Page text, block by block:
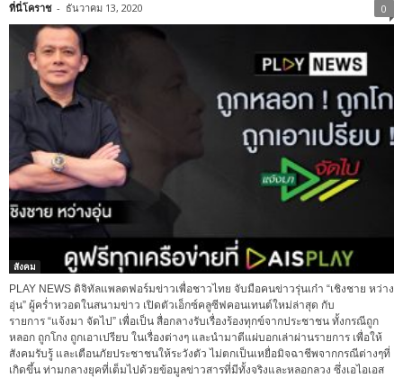
ที่นี่โคราช - ธันวาคม 13, 2020 0
สังคม
PLAY NEWS ดิจิทัลแพลตฟอร์มข่าวเพื่อชาวไทย จับมือคนข่าวรุ่นเก๋า “เชิงชาย หว่าง
อุ่น” ผู้คร่ำหวอดในสนามข่าว เปิดตัวเอ็กซ์คลูซีฟคอนเทนต์ใหม่ล่าสุด กับ
รายการ “แจ้งมา จัดไป” เพื่อเป็น สื่อกลางรับเรื่องร้องทุกข์จากประชาชน ทั้งกรณีถูก
หลอก ถูกโกง ถูกเอาเปรียบ ในเรื่องต่างๆ และนำมาตีแผ่บอกเล่าผ่านรายการ เพื่อให้
สังคมรับรู้ และเตือนภัยประชาชนให้ระวังตัว ไม่ตกเป็นเหยื่อมิจฉาชีพจากกรณีต่างๆที่
เกิดขึ้น ท่ามกลางยุคที่เต็มไปด้วยข้อมูลข่าวสารที่มีทั้งจริงและหลอกลวง ซึ่งเอไอเอส